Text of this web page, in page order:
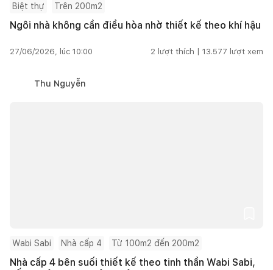
Biệt thự Trên 200m2
Ngôi nhà không cần điều hòa nhờ thiết kế theo khí hậu
27/06/2026, lúc 10:00 2 lượt thích | 13.577 lượt xem
Thu Nguyễn
Wabi Sabi Nhà cấp 4 Từ 100m2 đến 200m2
Nhà cấp 4 bên suối thiết kế theo tinh thần Wabi Sabi,